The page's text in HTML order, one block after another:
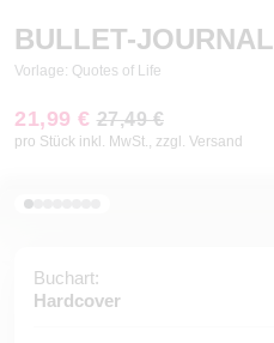
BULLET-JOURNAL
Vorlage: Quotes of Life
21,99 € 27,49 €
pro Stück inkl. MwSt., zzgl. Versand
Buchart:
Hardcover